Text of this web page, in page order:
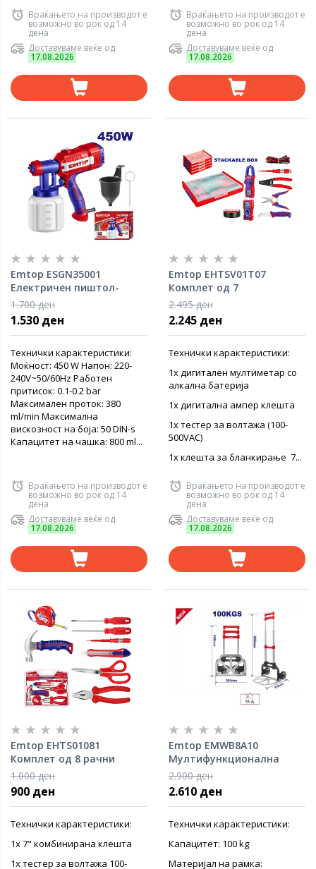
Враќањето на производот е
возможно во рок од 14
дена
Доставуваме веќе од
17.08.2026
Враќањето на производот е
возможно во рок од 14
дена
Доставуваме веќе од
17.08.2026
Emtop ESGN35001
Електричен пиштол-
спреј за боја
1.700 ден
1.530 ден
Технички карактеристики:
Моќност: 450 W Напон: 220-
240V~50/60Hz Работен
притисок: 0.1-0.2 bar
Maксимален проток: 380
ml/min Максимална
вискозност на боја: 50 DIN-s
Капацитет на чашка: 800 ml...
Враќањето на производот е
возможно во рок од 14
дена
Доставуваме веќе од
17.08.2026
Emtop EHTSV01T07
Комплет од 7
електричарски алати
2.495 ден
2.245 ден
Технички карактеристики:
1х дигитален мултиметар со
алкална батерија
1х дигитална ампер клешта
1х тестер за волтажа (100-
500VAC)
1x клешта за бланкирање 7...
Враќањето на производот е
возможно во рок од 14
дена
Доставуваме веќе од
17.08.2026
Emtop EHTS01081
Комплет од 8 рачни
алатки Emtop
1.000 ден
900 ден
Технички карактеристики:
1х 7" комбинирана клешта
1х тестер за волтажа 100-
Emtop EMWB8A10
Мултифункционална
количка на склопување
2.900 ден
2.610 ден
Технички карактеристики:
Капацитет: 100 kg
Материјал на рамка: